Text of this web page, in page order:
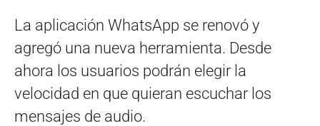
La aplicación WhatsApp se renovó y
agregó una nueva herramienta. Desde
ahora los usuarios podrán elegir la
velocidad en que quieran escuchar los
mensajes de audio.